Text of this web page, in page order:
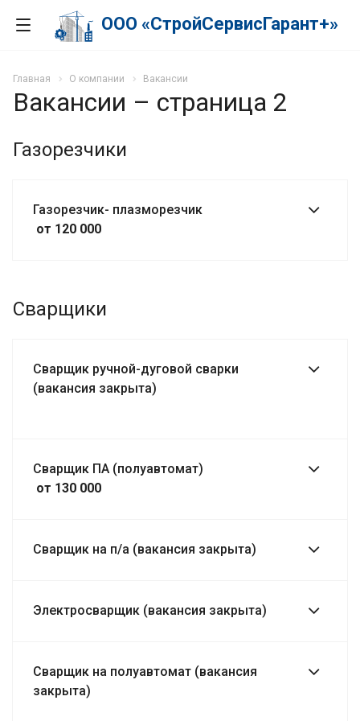
ООО «СтройСервисГарант+»
Главная О компании Вакансии
Вакансии – страница 2
Газорезчики
Газорезчик- плазморезчик
от 120 000
Сварщики
Сварщик ручной-дуговой сварки
(вакансия закрыта)
Сварщик ПА (полуавтомат)
от 130 000
Сварщик на п/а (вакансия закрыта)
Электросварщик (вакансия закрыта)
Сварщик на полуавтомат (вакансия
закрыта)